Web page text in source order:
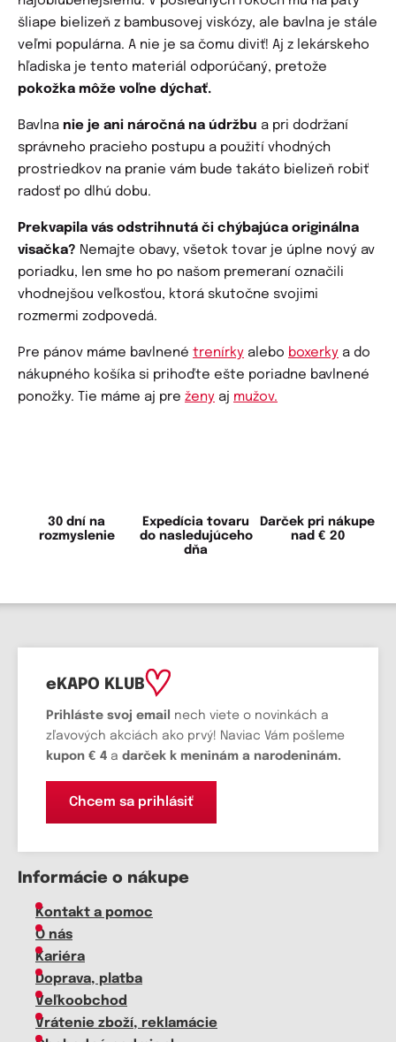
šliape bielizeň z bambusovej viskózy, ale bavlna je stále
veľmi populárna. A nie je sa čomu diviť! Aj z lekárskeho
hľadiska je tento materiál odporúčaný, pretože
pokožka môže voľne dýchať.
Bavlna nie je ani náročná na údržbu a pri dodržaní
správneho pracieho postupu a použití vhodných
prostriedkov na pranie vám bude takáto bielizeň robiť
radosť po dlhú dobu.
Prekvapila vás odstrihnutá či chýbajúca originálna
visačka? Nemajte obavy, všetok tovar je úplne nový av
poriadku, len sme ho po našom premeraní označili
vhodnejšou veľkosťou, ktorá skutočne svojimi
rozmermi zodpovedá.
Pre pánov máme bavlnené trenírky alebo boxerky a do
nákupného košíka si prihoďte ešte poriadne bavlnené
ponožky. Tie máme aj pre ženy aj mužov.
30 dní na
rozmyslenie
Expedícia tovaru
do nasledujúceho
dňa
Darček pri nákupe
nad € 20
eKAPO KLUB
Prihláste svoj email
nech viete o novinkách a
zľavových akciách ako prvý! Naviac Vám pošleme
kupon € 4 a darček k meninám a narodeninám.
Chcem sa prihlásiť
Informácie o nákupe
Kontakt a pomoc
O nás
Kariéra
Doprava, platba
Veľkoobchod
Vrátenie zboží, reklamácie